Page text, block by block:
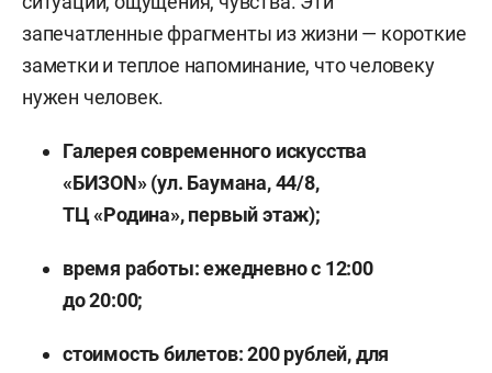
запечатленные фрагменты из жизни — короткие
заметки и теплое напоминание, что человеку
нужен человек.
Галерея современного искусства
«БИЗОN» (ул. Баумана, 44/8,
ТЦ «Родина», первый этаж);
время работы: ежедневно с 12:00
до 20:00;
стоимость билетов: 200 рублей, для